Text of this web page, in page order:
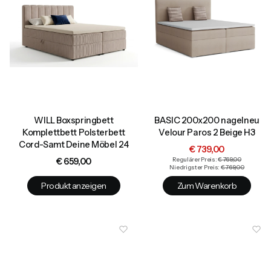
WILL Boxspringbett
Komplettbett Polsterbett
Cord-Samt Deine Möbel 24
Preis
€ 659,00
Produkt anzeigen
BASIC 200x200 nagelneu
Velour Paros 2 Beige H3
Aktionspreis
€ 739,00
Regulärer Preis: € 769,00
Niedrigster Preis: € 769,00
Zum Warenkorb